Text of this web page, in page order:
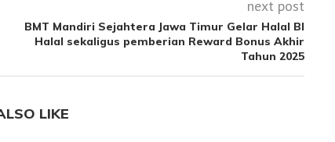
next post
BMT Mandiri Sejahtera Jawa Timur Gelar Halal BI
Halal sekaligus pemberian Reward Bonus Akhir
Tahun 2025
LIKE